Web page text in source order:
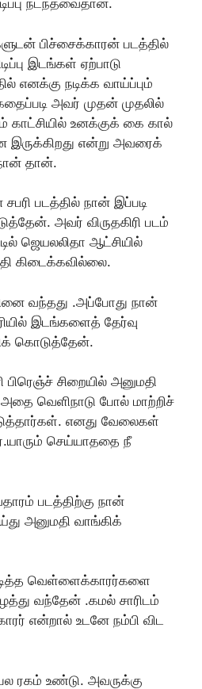
நடந்தவைதான்.
பிச்சைக்காரன் படத்தில்
இடங்கள் ஏற்பாடு
எனக்கு நடிக்க வாய்ப்பும்
அவர் முதன் முதலில்
காட்சியில் உனக்குக் கை கால்
இருக்கிறது என்று அவரைக்
தான்.
படத்தில் நான் இப்படி
அவர் விருதகிரி படம்
ஜெயலலிதா ஆட்சியில்
கிடைக்கவில்லை.
வந்தது .அப்போது நான்
இடங்களைத் தேர்வு
கொடுத்தேன்.
பிரெஞ்ச் சிறையில் அனுமதி
வெளிநாடு போல் மாற்றிச்
எனது வேலைகள்
செய்யாததை நீ
படத்திற்கு நான்
அனுமதி வாங்கிக்
வெள்ளைக்காரர்களை
வந்தேன் .கமல் சாரிடம்
என்றால் உடனே நம்பி விட
ரகம் உண்டு. அவருக்கு